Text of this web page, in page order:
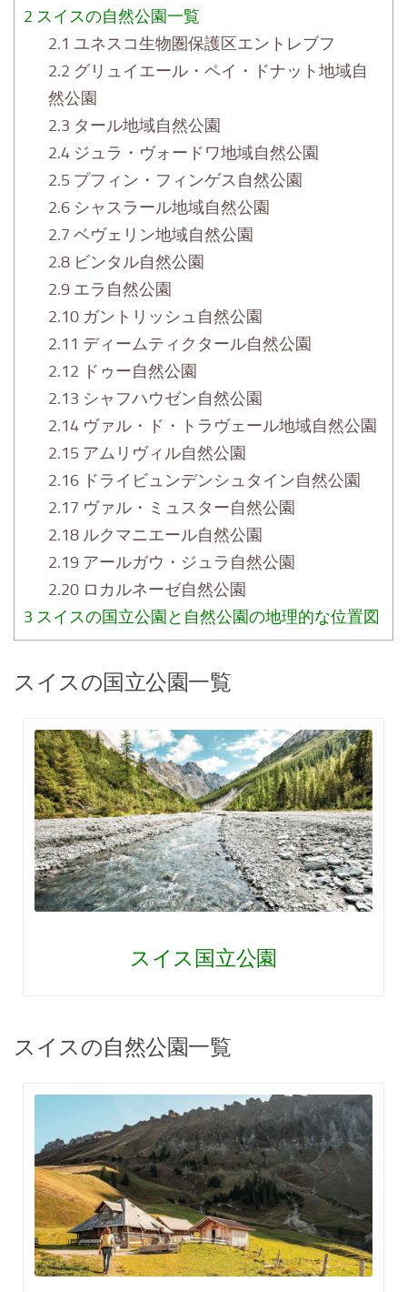
2 スイスの自然公園一覧
2.1 ユネスコ生物圏保護区エントレブフ
2.2 グリュイエール・ペイ・ドナット地域自
然公園
2.3 タール地域自然公園
2.4 ジュラ・ヴォードワ地域自然公園
2.5 プフィン・フィンゲス自然公園
2.6 シャスラール地域自然公園
2.7 ベヴェリン地域自然公園
2.8 ビンタル自然公園
2.9 エラ自然公園
2.10 ガントリッシュ自然公園
2.11 ディームティクタール自然公園
2.12 ドゥー自然公園
2.13 シャフハウゼン自然公園
2.14 ヴァル・ド・トラヴェール地域自然公園
2.15 アムリヴィル自然公園
2.16 ドライビュンデンシュタイン自然公園
2.17 ヴァル・ミュスター自然公園
2.18 ルクマニエール自然公園
2.19 アールガウ・ジュラ自然公園
2.20 ロカルネーゼ自然公園
3 スイスの国立公園と自然公園の地理的な位置図
スイスの国立公園一覧
スイス国立公園
スイスの自然公園一覧